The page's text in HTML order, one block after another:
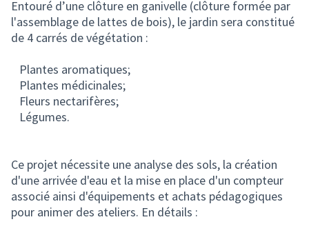
Entouré d’une clôture en ganivelle (clôture formée par
l'assemblage de lattes de bois), le jardin sera constitué
de 4 carrés de végétation :
Plantes aromatiques;
Plantes médicinales;
Fleurs nectarifères;
Légumes.
Ce projet nécessite une analyse des sols, la création
d'une arrivée d'eau et la mise en place d'un compteur
associé ainsi d'équipements et achats pédagogiques
pour animer des ateliers. En détails :